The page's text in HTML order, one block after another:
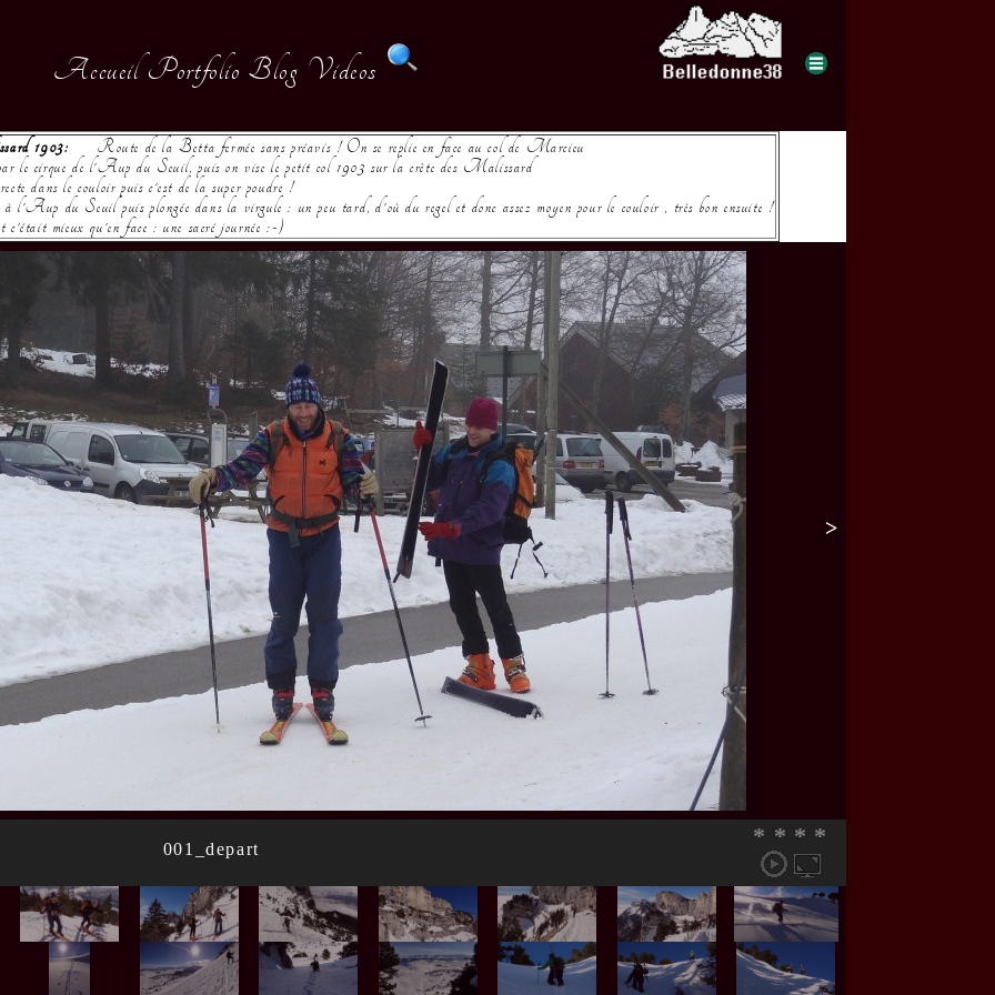
Accueil Portfolio Blog Videos
1903:
Route de la Betta fermée sans préavis ! On se replie en face au col de Marcieu
le cirque de l'Aup du Seuil, puis on vise le petit col 1903 sur la crête des Malissard
dans le couloir puis c'est de la super poudre !
l'Aup du Seuil puis plongée dans la virgule : un peu tard, d'où du regel et donc assez moyen pour le couloir , très bon ensuite !
c'était mieux qu'en face : une sacré journée :-)
>
* * * *
001_depart